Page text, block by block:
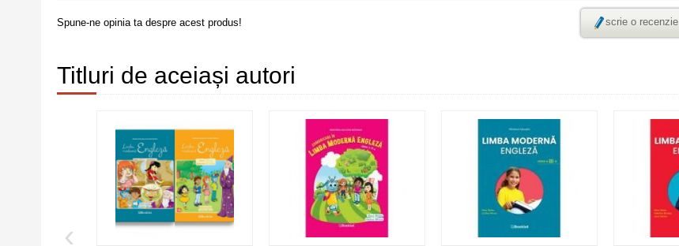
Spune-ne opinia ta despre acest produs! scrie o recenzie
Titluri de aceiași autori
‹